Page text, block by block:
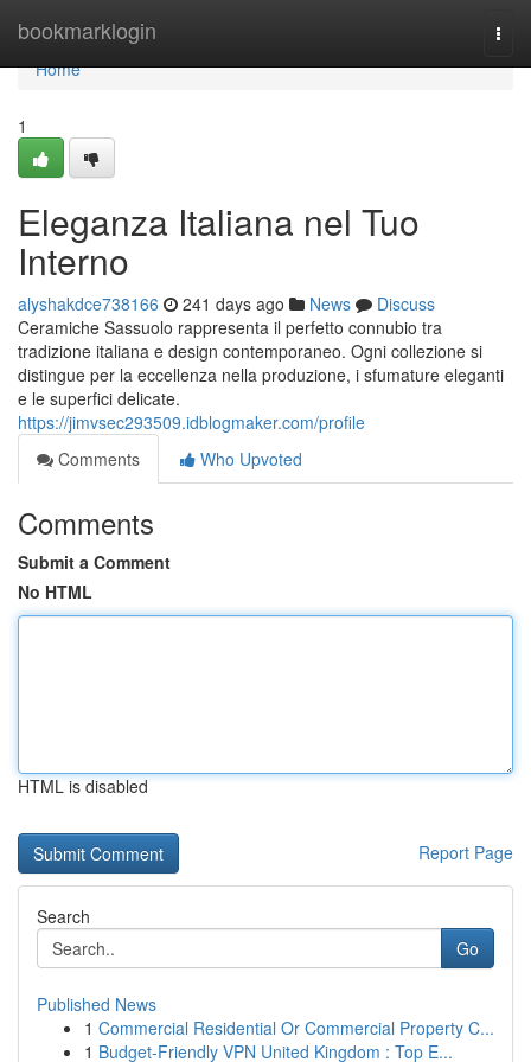
bookmarklogin
Home
Home
1
Eleganza Italiana nel Tuo
Interno
alyshakdce738166 241 days ago News
Discuss
Ceramiche Sassuolo rappresenta il perfetto connubio tra
tradizione italiana e design contemporaneo. Ogni collezione si
distingue per la eccellenza nella produzione, i sfumature eleganti
e le superfici delicate.
https://jimvsec293509.idblogmaker.com/profile
Comments
Who Upvoted
Comments
Submit a Comment
No HTML
HTML is disabled
Report Page
Search
Go
Published News
1 Commercial Residential Or Commercial Property C...
1 Budget-Friendly VPN United Kingdom : Top E...